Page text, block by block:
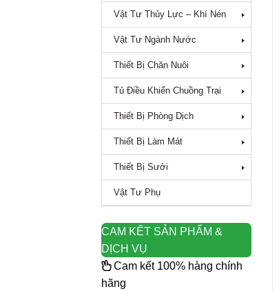
Vật Tư Thủy Lực – Khí Nén
Vật Tư Ngành Nước
Thiết Bị Chăn Nuôi
Tủ Điều Khiển Chuồng Trại
Thiết Bị Phòng Dịch
Thiết Bị Làm Mát
Thiết Bị Sưởi
Vật Tư Phụ
CAM KẾT SẢN PHẨM &
DỊCH VỤ
Cam kết 100% hàng chính
hãng